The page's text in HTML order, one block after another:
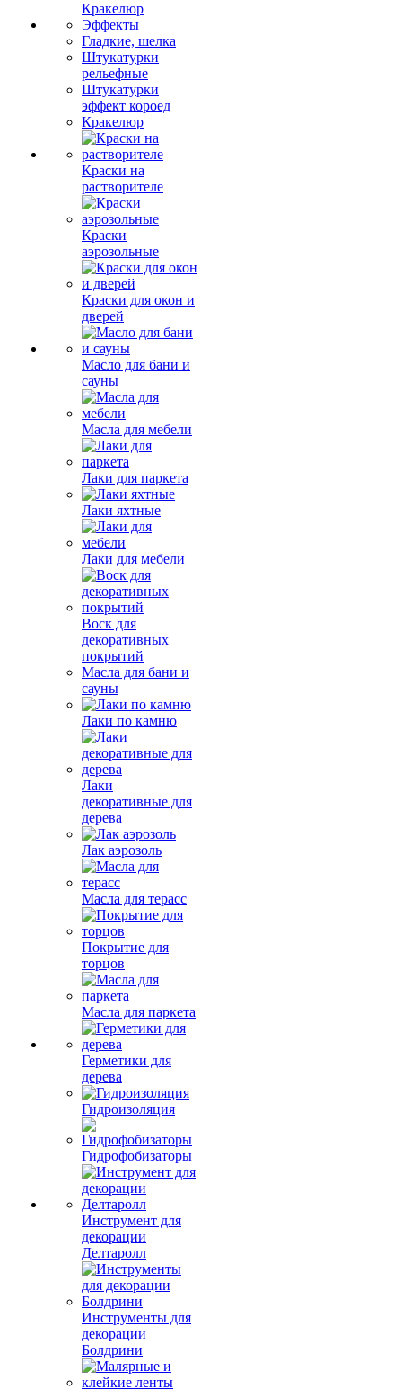
Кракелюр
Эффекты
Гладкие, шелка
Штукатурки
рельефные
Штукатурки
эффект короед
Кракелюр
Краски на
растворителе
Краски
аэрозольные
Краски для окон и
дверей
Масло для бани и
сауны
Масла для мебели
Лаки для паркета
Лаки яхтные
Лаки для мебели
Воск для
декоративных
покрытий
Масла для бани и
сауны
Лаки по камню
Лаки
декоративные для
дерева
Лак аэрозоль
Масла для терасс
Покрытие для
торцов
Масла для паркета
Герметики для
дерева
Гидроизоляция
Гидрофобизаторы
Инструмент для
декорации
Делтаролл
Инструменты для
декорации
Болдрини